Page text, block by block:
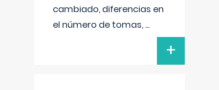
cambiado, diferencias en
el número de tomas, ...
+